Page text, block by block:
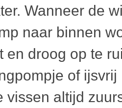
Wanneer de
naar binnen
en droog op te
of
vissen altijd